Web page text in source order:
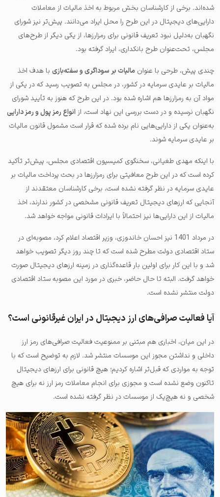
شده‌اند. برخی از کارشناسان بخش مربوط به اخذ مالیات از معاملات
دارایی‌های دیجیتال در این طرح را محل ایراد می‌دانند. پیش‌تر نیز شورای
نگهبان به‌دلیل نبود تعریف قانونی برای رمزارزها، از یکی دیگر از طرح‌های
مجلس، تحت‌عنوان طرح بانکداری، ایراد گرفته بود.
چندی پیش، طرحی با‌ عنوان مالیات بر سوداگری و سفته‌بازی با هدف اخذ
مالیات بر عایدی سرمایه در کشور، در مجلس به تصویب رسید که در یکی از
مواد آن به رمزارزها هم اشاره شده بود. در این طرح که هنوز به تأیید شورای
نگهبان نرسیده و در دست بررسی این نهاد است، از انواع رمز پول و رمز دارایی
به‌عنوان یکی از دارایی‌هایی نام برده شده که قرار است مشمول قانون مالیات
بر عایدی سرمایه شوند.
با اینکه مهدی طغیانی، سخنگوی کمیسیون اقتصادی مجلس، پیش‌تر تأکید
کرده است که در این طرح معافیتی برای رمزارزها در بحث پرداخت مالیات بر
عایدی سرمایه در نظر گرفته نشده است، برخی کارشناسان معتقدند از
آنجایی که ارزهای دیجیتال تعریف قانونی مشخصی در کشور ندارند، اخذ
مالیات از این دارایی‌ها نیز احتمالاً با ایرادات قانونی مواجه خواهد شد.
در مرداد 1401 نیز احسان خاندوزی، وزیر اقتصاد اعلام کرد، مصوبه‌ای در
ستاد اقتصادی دولت مطرح شده است که تا چند روز دیگر تصویب خواهد
شد و با این کار برای اولین بار قاعده‌گذاری در زمینه ارزهای دیجیتال صورت
خواهد گرفت. البته تا حال حاضر، خبری در مورد این مصوبه‌ ستاد اقتصادی
دولت منتشر نشده است.
آیا فعالیت صرافی‌های ارز دیجیتال در ایران غیرقانونی است؟
در این میان، اخباری هم مبتنی بر ممنوعیت فعالیت صرافی‌های رمز ارز
داخلی و نداشتن مجوز این موسسات منتشر شد. لازم به توضیح است که با
توجه به مواردی که قبل‌تر اشاره کردیم؛‌ هیچ قانونی برای ارزهای دیجیتال
تاکنون وضع نشده است و مجوزی برای انجام معاملات رمز ارز نه برای هیچ
شخصی و نه هیچ‌یک از موسسات در نظر گرفته نشده است.